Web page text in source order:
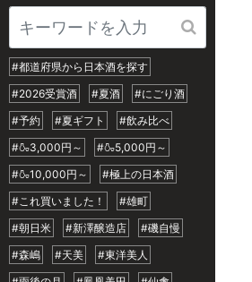
#都道府県から日本酒を探す
#2026受賞酒
#夏酒
#にごり酒
#予約
#夏ギフト
#飲み比べ
#🍶3,000円～
#🍶5,000円～
#🍶10,000円～
#極上の日本酒
#これ買いました！
#雄町
#朝日米
#新澤醸造店
#磯自慢
#森嶋
#天美
#東洋美人